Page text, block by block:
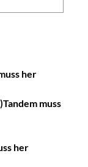
her
muss
her